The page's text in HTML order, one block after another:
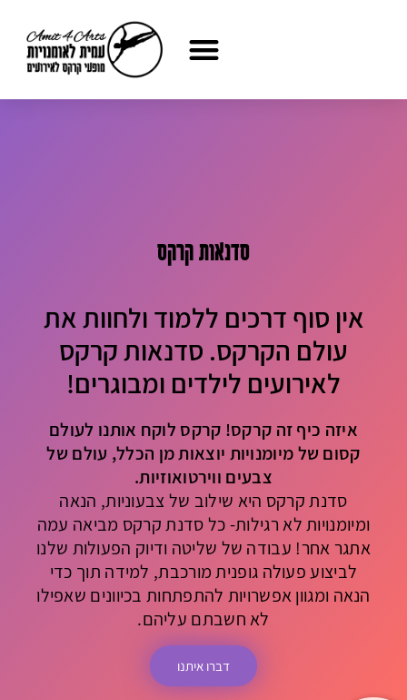
סדנאות קרקס
אין סוף דרכים ללמוד ולחוות את
עולם הקרקס. סדנאות קרקס
לאירועים לילדים ומבוגרים!
איזה כיף זה קרקס! קרקס לוקח אותנו לעולם
קסום של מיומנויות יוצאות מן הכלל, עולם של
צבעים ווירטואוזיות.
סדנת קרקס היא שילוב של צבעוניות, הנאה
ומיומנויות לא רגילות-כל סדנת קרקס מביאה עמה
אתגר אחר! עבודה של שליטה ודיוק הפעולות שלנו
לביצוע פעולה גופנית מורכבת, למידה תוך כדי
הנאה ומגוון אפשרויות להתפתחות בכיוונים שאפילו
לא חשבתם עליהם.
דברו איתנו